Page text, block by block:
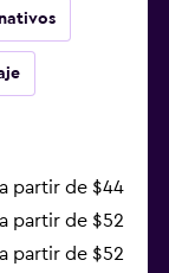
a partir de $44
a partir de $52
a partir de $52